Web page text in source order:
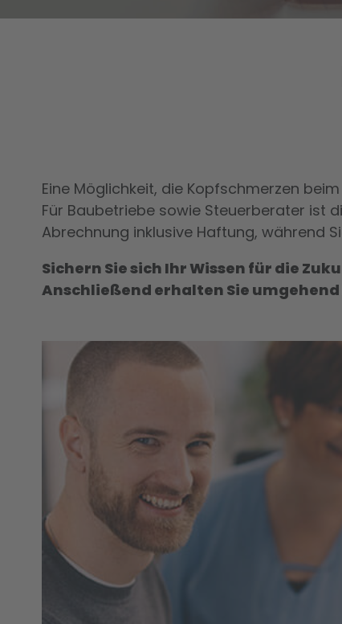
Eine Möglichkeit, die Kopfschmerzen
Für Baubetriebe sowie Steuerberater ist
Abrechnung inklusive Haftung, während
Sichern Sie sich Ihr Wissen für die
Anschließend erhalten Sie